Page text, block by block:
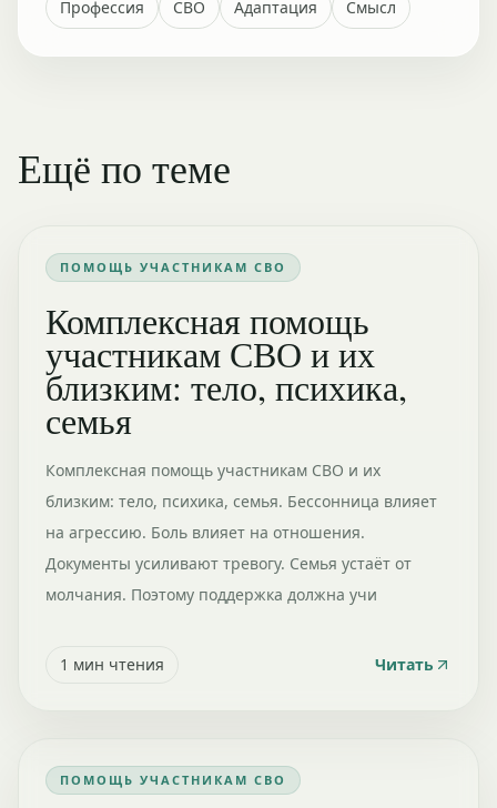
Профессия СВО Адаптация Смысл
Ещё по теме
ПОМОЩЬ УЧАСТНИКАМ СВО
Комплексная помощь
участникам СВО и их
близким: тело, психика,
семья
Комплексная помощь участникам СВО и их
близким: тело, психика, семья. Бессонница влияет
на агрессию. Боль влияет на отношения.
Документы усиливают тревогу. Семья устаёт от
молчания. Поэтому поддержка должна учи
1 мин чтения Читать
ПОМОЩЬ УЧАСТНИКАМ СВО